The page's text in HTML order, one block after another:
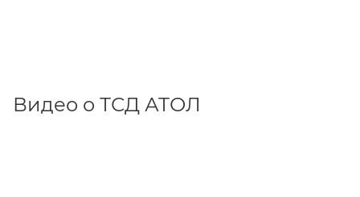
Видео о ТСД АТОЛ